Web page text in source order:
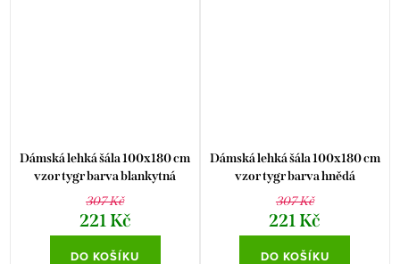
Dámská lehká šála 100x180 cm
vzor tygr barva blankytná
307 Kč
221 Kč
DO KOŠÍKU
Dámská lehká šála 100x180 cm
vzor tygr barva hnědá
307 Kč
221 Kč
DO KOŠÍKU